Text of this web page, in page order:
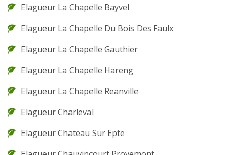
Elagueur La Chapelle Bayvel
Elagueur La Chapelle Du Bois Des Faulx
Elagueur La Chapelle Gauthier
Elagueur La Chapelle Hareng
Elagueur La Chapelle Reanville
Elagueur Charleval
Elagueur Chateau Sur Epte